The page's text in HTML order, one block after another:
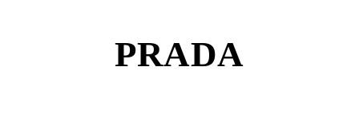
PRADA